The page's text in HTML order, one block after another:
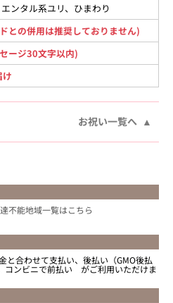
ンタル系ユリ、ひまわり
との併用は推奨しておりません)
ージ30文字以内)
お祝い一覧へ
不能地域一覧はこちら
と合わせて支払い、後払い（GMO後払
コンビニで前払い がご利用いただけま